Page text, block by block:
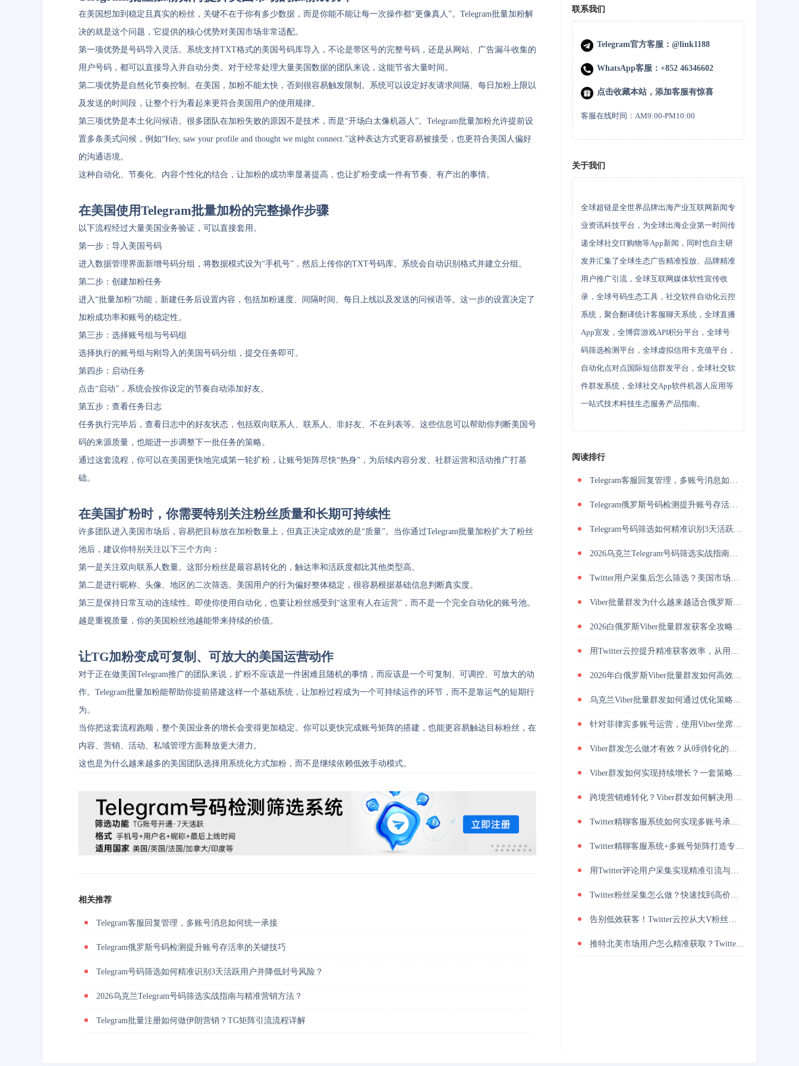
在美国想加到稳定且真实的粉丝，关键不在于你有多少数据，而是你能不能让每一次操作都“更像真人”。Telegram批量加粉解
决的就是这个问题，它提供的核心优势对美国市场非常适配。
第一项优势是号码导入灵活。系统支持TXT格式的美国号码库导入，不论是带区号的完整号码，还是从网站、广告漏斗收集的
用户号码，都可以直接导入并自动分类。对于经常处理大量美国数据的团队来说，这能节省大量时间。
第二项优势是自然化节奏控制。在美国，加粉不能太快，否则很容易触发限制。系统可以设定好友请求间隔、每日加粉上限以
及发送的时间段，让整个行为看起来更符合美国用户的使用规律。
第三项优势是本土化问候语。很多团队在加粉失败的原因不是技术，而是“开场白太像机器人”。Telegram批量加粉允许提前设
置多条美式问候，例如“Hey, saw your profile and thought we might connect.”这种表达方式更容易被接受，也更符合美国人偏好
的沟通语境。
这种自动化、节奏化、内容个性化的结合，让加粉的成功率显著提高，也让扩粉变成一件有节奏、有产出的事情。
在美国使用Telegram批量加粉的完整操作步骤
以下流程经过大量美国业务验证，可以直接套用。
第一步：导入美国号码
进入数据管理界面新增号码分组，将数据模式设为“手机号”，然后上传你的TXT号码库。系统会自动识别格式并建立分组。
第二步：创建加粉任务
进入“批量加粉”功能，新建任务后设置内容，包括加粉速度、间隔时间、每日上线以及发送的问候语等。这一步的设置决定了
加粉成功率和账号的稳定性。
第三步：选择账号组与号码组
选择执行的账号组与刚导入的美国号码分组，提交任务即可。
第四步：启动任务
点击“启动”，系统会按你设定的节奏自动添加好友。
第五步：查看任务日志
任务执行完毕后，查看日志中的好友状态，包括双向联系人、联系人、非好友、不在列表等。这些信息可以帮助你判断美国号
码的来源质量，也能进一步调整下一批任务的策略。
通过这套流程，你可以在美国更快地完成第一轮扩粉，让账号矩阵尽快“热身”，为后续内容分发、社群运营和活动推广打基
础。
在美国扩粉时，你需要特别关注粉丝质量和长期可持续性
许多团队进入美国市场后，容易把目标放在加粉数量上，但真正决定成效的是“质量”。当你通过Telegram批量加粉扩大了粉丝
池后，建议你特别关注以下三个方向：
第一是关注双向联系人数量。这部分粉丝是最容易转化的，触达率和活跃度都比其他类型高。
第二是进行昵称、头像、地区的二次筛选。美国用户的行为偏好整体稳定，很容易根据基础信息判断真实度。
第三是保持日常互动的连续性。即使你使用自动化，也要让粉丝感受到“这里有人在运营”，而不是一个完全自动化的账号池。
越是重视质量，你的美国粉丝池越能带来持续的价值。
让TG加粉变成可复制、可放大的美国运营动作
对于正在做美国Telegram推广的团队来说，扩粉不应该是一件困难且随机的事情，而应该是一个可复制、可调控、可放大的动
作。Telegram批量加粉能帮助你提前搭建这样一个基础系统，让加粉过程成为一个可持续运作的环节，而不是靠运气的短期行
为。
当你把这套流程跑顺，整个美国业务的增长会变得更加稳定。你可以更快完成账号矩阵的搭建，也能更容易触达目标粉丝，在
内容、营销、活动、私域管理方面释放更大潜力。
这也是为什么越来越多的美国团队选择用系统化方式加粉，而不是继续依赖低效手动模式。
相关推荐
Telegram客服回复管理，多账号消息如何统一承接
Telegram俄罗斯号码检测提升账号存活率的关键技巧
Telegram号码筛选如何精准识别3天活跃用户并降低封号风险？
2026乌克兰Telegram号码筛选实战指南与精准营销方法？
Telegram批量注册如何做伊朗营销？TG矩阵引流流程详解
联系我们
Telegram官方客服：@link1188
WhatsApp客服：+852 46346602
点击收藏本站，添加客服有惊喜
客服在线时间：AM9:00-PM10:00
关于我们
全球超链是全世界品牌出海产业互联网新闻专
业资讯科技平台，为全球出海企业第一时间传
递全球社交IT购物等App新闻，同时也自主研
发并汇集了全球生态广告精准投放、品牌精准
用户推广引流，全球互联网媒体软性宣传收
录，全球号码生态工具，社交软件自动化云控
系统，聚合翻译统计客服聊天系统，全球直播
App宣发，全博弈游戏API积分平台，全球号
码筛选检测平台，全球虚拟信用卡充值平台，
自动化点对点国际短信群发平台，全球社交软
件群发系统，全球社交App软件机器人应用等
一站式技术科技生态服务产品指南。
阅读排行
Telegram客服回复管理，多账号消息如何统一承接
Telegram俄罗斯号码检测提升账号存活率的关键技巧
Telegram号码筛选如何精准识别3天活跃用户并降低封号风险？
2026乌克兰Telegram号码筛选实战指南与精准营销方法？
Twitter用户采集后怎么筛选？美国市场活跃用户筛选提升私信回复率
Viber批量群发为什么越来越适合俄罗斯海外营销团队做用户触达？
2026白俄罗斯Viber批量群发获客全攻略，解决触达慢与转化低
用Twitter云控提升精准获客效率，从用户筛选到私信转化完整解析
2026年白俄罗斯Viber批量群发如何高效引流？
乌克兰Viber批量群发如何通过优化策略提升回复率与转化效果
针对菲律宾多账号运营，使用Viber坐席客服系统降低人力管理成本
Viber群发怎么做才有效？从0到转化的实战路径
Viber群发如何实现持续增长？一套策略放大转化能力
跨境营销难转化？Viber群发如何解决用户触达问题？
Twitter精聊客服系统如何实现多账号承接与转化提升
Twitter精聊客服系统+多账号矩阵打造专业增长策略
用Twitter评论用户采集实现精准引流与高转化的方法
Twitter粉丝采集怎么做？快速找到高价值用户
告别低效获客！Twitter云控从大V粉丝采集到私信自动转化的实操闭环
推特北美市场用户怎么精准获取？Twitter地区筛选实战技巧分享